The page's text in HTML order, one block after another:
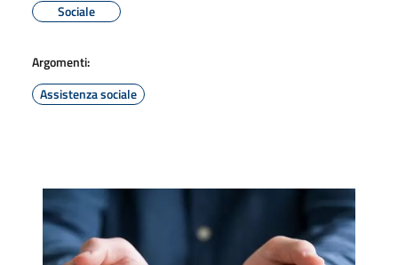
Sociale
Argomenti:
Assistenza sociale